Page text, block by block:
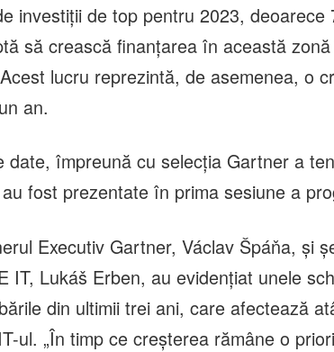
investiții de top pentru 2023,
să crească finanțarea în această
lucru reprezintă, de asemenea, o
an.
date, împreună cu selecția Gartner a
fost prezentate în prima sesiune a
Executiv Gartner, Václav Špáňa, și
IT, Lukáš Erben, au evidențiat unele
din ultimii trei ani, care afectează
ul. „În timp ce creșterea rămâne o